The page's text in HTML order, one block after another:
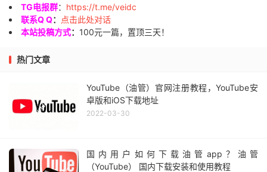
TG电报群： https://t.me/veidc
联系Q Q：
点击此处对话
本站投稿方式： 100元一篇，置顶三天！
热门文章
YouTube（油管）官网注册教程，YouTube安
卓版和iOS下载地址
2022-03-30
国内用户如何下载油管app？油管
（YouTube） 国内下载安装和使用教程